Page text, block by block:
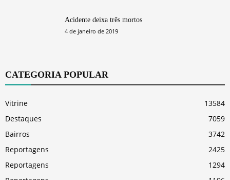
Acidente deixa três mortos
4 de janeiro de 2019
CATEGORIA POPULAR
Vitrine
13584
Destaques
7059
Bairros
3742
Reportagens
2425
Reportagens
1294